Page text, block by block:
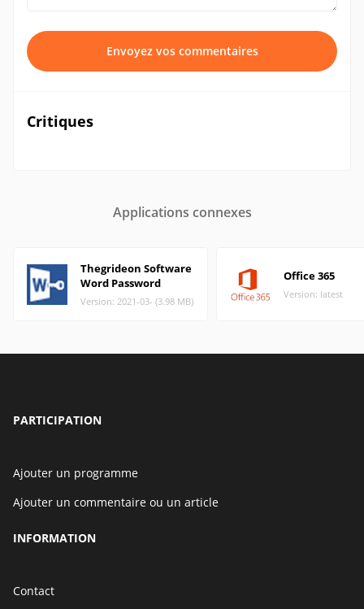
Envoyez vos commentaires
Critiques
Applications connexes
Thegrideon Software
Word Password
Version: 2021-03- (3.98 MB)
Office 365
Version: latest
PARTICIPATION
Ajouter un programme
Ajouter un commentaire ou un article
INFORMATION
Contact